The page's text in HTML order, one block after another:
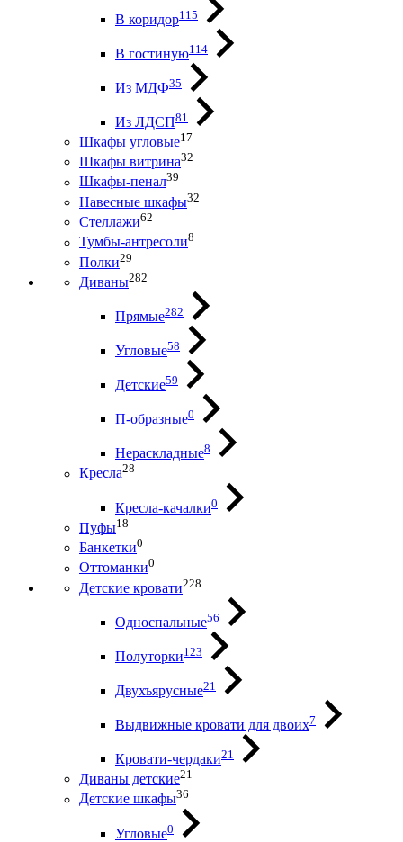
В коридор115
В гостиную114
Из МДФ35
Из ЛДСП81
Шкафы угловые17
Шкафы витрина32
Шкафы-пенал39
Навесные шкафы32
Стеллажи62
Тумбы-антресоли8
Полки29
Диваны282
Прямые282
Угловые58
Детские59
П-образные0
Нераскладные8
Кресла28
Кресла-качалки0
Пуфы18
Банкетки0
Оттоманки0
Детские кровати228
Односпальные56
Полуторки123
Двухъярусные21
Выдвижные кровати для двоих7
Кровати-чердаки21
Диваны детские21
Детские шкафы36
Угловые0